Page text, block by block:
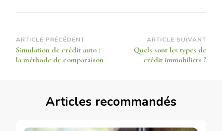
Navigation
d’article
ARTICLE PRÉCÉDENT
Simulation de crédit auto :
la méthode de comparaison
ARTICLE SUIVANT
Quels sont les types de
crédit immobiliers ?
Articles recommandés